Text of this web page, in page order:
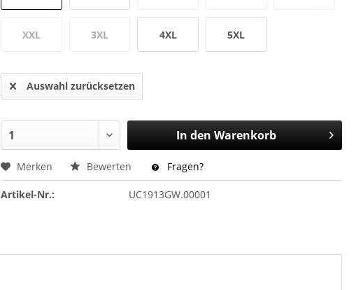
XXL 3XL 4XL 5XL
Auswahl zurücksetzen
In den Warenkorb
Merken Bewerten Fragen?
Artikel-Nr.: UC1913GW.00001